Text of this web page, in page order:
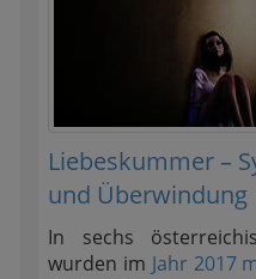
Liebeskummer –
und Überwindung
In sechs
wurden im Jahr 2017